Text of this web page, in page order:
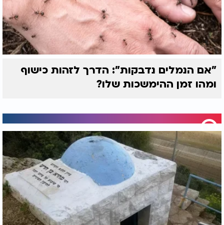
"אם הנמלים נדבקות": הדרך לזהות כישוף
ומהו זמן ההימשכות שלו?